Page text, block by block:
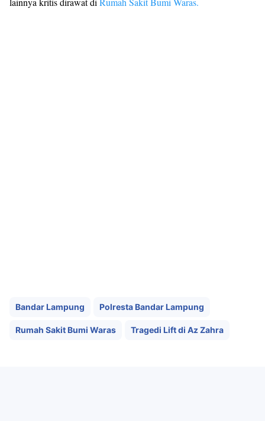
Bandar Lampung Polresta Bandar Lampung
Rumah Sakit Bumi Waras Tragedi Lift di Az Zahra